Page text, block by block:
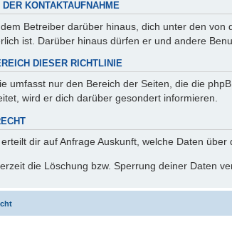
DER KONTAKTAUFNAHME
Betreiber darüber hinaus, dich unter den
ist. Darüber hinaus dürfen er und andere
DIESER RICHTLINIE
umfasst nur den Bereich der Seiten, die die
wird er dich darüber gesondert informieren.
dir auf Anfrage Auskunft, welche Daten über
die Löschung bzw. Sperrung deiner Daten